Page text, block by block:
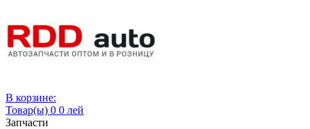
В корзине:
Товар(ы) 0 0 лей
Запчасти